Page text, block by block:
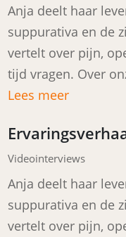
Anja deelt haar
suppurativa en de
vertelt over pijn,
tijd vragen. Over
Lees meer
Videointerviews
Anja deelt haar
suppurativa en de
vertelt over pijn,